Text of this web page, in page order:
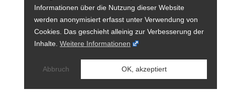
Informationen über die Nutzung dieser Website
werden anonymisiert erfasst unter Verwendung von
Cookies. Das geschieht alleinig zur Verbesserung der
Inhalte. Weitere Informationen
Abbruch OK, akzeptiert